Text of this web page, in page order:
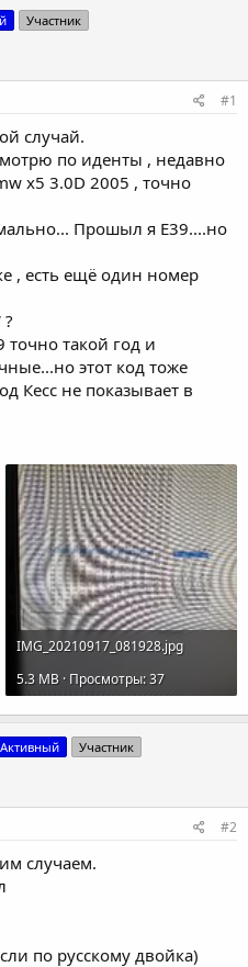
Участник
#1
случай.
по иденты , недавно
x5 3.0D 2005 , точно
Прошыл я Е39....но
, есть ещё один номер
точно такой год и
этот код тоже
Кесс не показывает в
IMG_20210917_081928.jpg
5.3 MB · Просмотры: 37
Активный Участник
#2
случаем.
по русскому двойка)